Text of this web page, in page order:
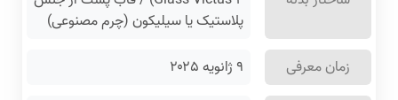
پلاستیک یا سیلیکون (چرم مصنوعی)
زمان معرفی
۹ ژانویه ۲۰۲۵